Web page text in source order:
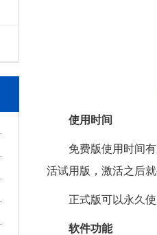
使用时间
免费版使用时间
活试用版，激活之后就
正式版可以永久
软件功能